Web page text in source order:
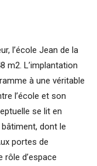
l’école Jean de la
m2. L’implantation
à une véritable
l’école et son
se lit en
dont le
portes de
rôle d’espace